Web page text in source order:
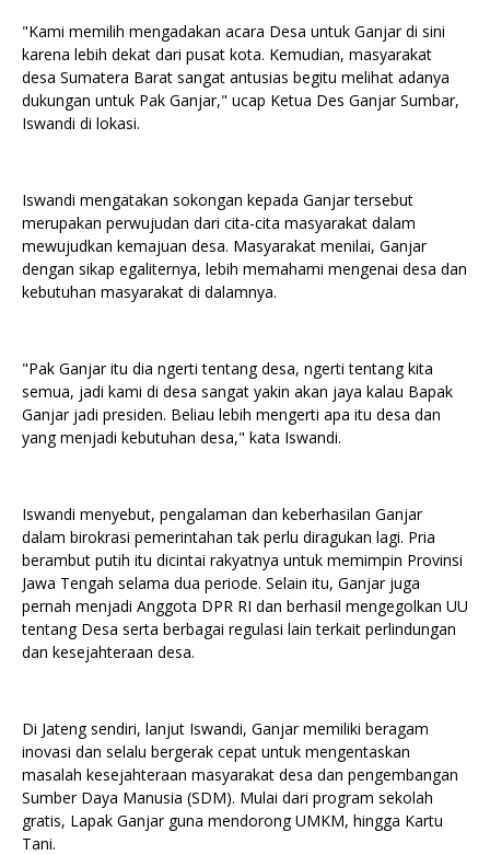
"Kami memilih mengadakan acara Desa untuk Ganjar di sini
karena lebih dekat dari pusat kota. Kemudian, masyarakat
desa Sumatera Barat sangat antusias begitu melihat adanya
dukungan untuk Pak Ganjar," ucap Ketua Des Ganjar Sumbar,
Iswandi di lokasi.
Iswandi mengatakan sokongan kepada Ganjar tersebut
merupakan perwujudan dari cita-cita masyarakat dalam
mewujudkan kemajuan desa. Masyarakat menilai, Ganjar
dengan sikap egaliternya, lebih memahami mengenai desa dan
kebutuhan masyarakat di dalamnya.
"Pak Ganjar itu dia ngerti tentang desa, ngerti tentang kita
semua, jadi kami di desa sangat yakin akan jaya kalau Bapak
Ganjar jadi presiden. Beliau lebih mengerti apa itu desa dan
yang menjadi kebutuhan desa," kata Iswandi.
Iswandi menyebut, pengalaman dan keberhasilan Ganjar
dalam birokrasi pemerintahan tak perlu diragukan lagi. Pria
berambut putih itu dicintai rakyatnya untuk memimpin Provinsi
Jawa Tengah selama dua periode. Selain itu, Ganjar juga
pernah menjadi Anggota DPR RI dan berhasil mengegolkan UU
tentang Desa serta berbagai regulasi lain terkait perlindungan
dan kesejahteraan desa.
Di Jateng sendiri, lanjut Iswandi, Ganjar memiliki beragam
inovasi dan selalu bergerak cepat untuk mengentaskan
masalah kesejahteraan masyarakat desa dan pengembangan
Sumber Daya Manusia (SDM). Mulai dari program sekolah
gratis, Lapak Ganjar guna mendorong UMKM, hingga Kartu
Tani.